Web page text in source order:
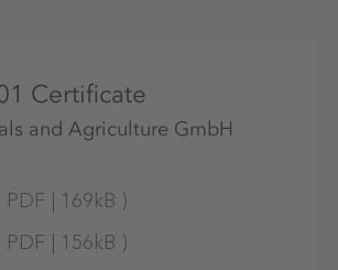
Certificate
and Agriculture GmbH
PDF | 169kB )
PDF | 156kB )